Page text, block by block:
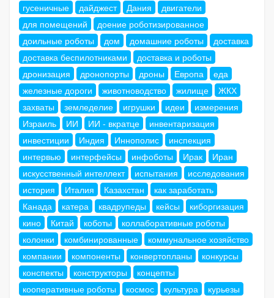
гусеничные
дайджест Дания
двигатели
для помещений
доение роботизированное
доильные роботы
дом домашние роботы
доставка
доставка беспилотниками
доставка и роботы
дронизация
дронопорты дроны Европа
еда
железные дороги
животноводство жилище
ЖКХ
захваты
земледелие игрушки идеи
измерения
Израиль
ИИ ИИ - вкратце
инвентаризация
инвестиции
Индия Иннополис
инспекция
интервью
интерфейсы инфоботы Ирак
Иран
искусственный интеллект
испытания
исследования
история
Италия Казахстан
как заработать
Канада
катера квадрупеды кейсы
киборгизация
кино
Китай коботы
коллаборативные роботы
колонки
комбинированные
коммунальное хозяйство
компании
компоненты конвертопланы
конкурсы
конспекты
конструкторы
концепты
кооперативные роботы
космос культура
курьезы